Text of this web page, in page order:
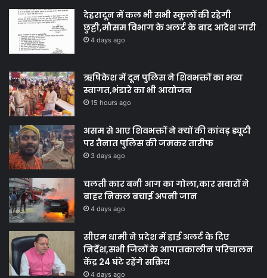
देहरादून में कल भी सभी स्कूलों की रहेगी
छुट्टी,मौसम विभाग के अलर्ट के बाद आदेश जारी
4 days ago
ऋषिकेश में दून पुलिस ने शिवभक्तों का भव्य
स्वागत,भंडारे का भी आयोजन
15 hours ago
असम से आए शिवभक्तों ने क्यों की कांवड़ ड्यूटी
पर तैनात पुलिस की जमकर तारीफ
3 days ago
चलती कार बनी आग का गोला,कार सवारों ने
बाहर निकल बचाई अपनी जान
4 days ago
सीएम धामी ने प्रदेश में हाई अलर्ट के दिए
निर्देश,सभी जिलों के आपातकालीन परिचालन
केंद्र 24 घंटे रहेंगे सक्रिय
4 days ago